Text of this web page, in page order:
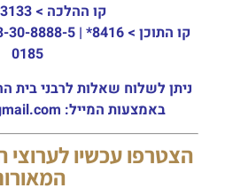
קו ההלכה > 03-915-3133
קו התוכן >
0185
ניתן לשלוח שאלות לרבני בית
באמצעות המייל: sm088302222@gmail.com
הצטרפו עכשיו